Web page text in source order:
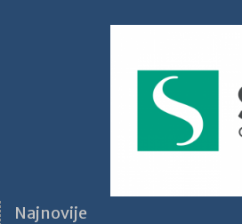
Najnovije